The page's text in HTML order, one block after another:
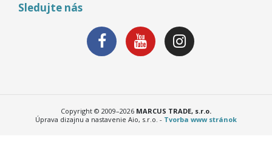
Sledujte nás
Copyright © 2009–2026 MARCUS TRADE, s.r.o.
Úprava dizajnu a nastavenie Aio, s.r.o. - Tvorba www stránok